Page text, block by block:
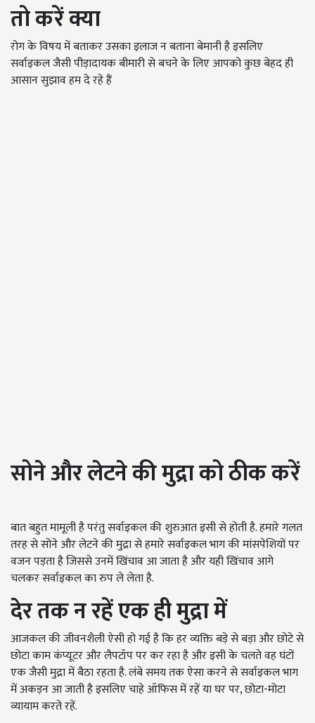
तो करें क्या
रोग के विषय में बताकर उसका इलाज न बताना बेमानी है इसलिए
सर्वाइकल जैसी पीड़ादायक बीमारी से बचने के लिए आपको कुछ बेहद ही
आसान सुझाव हम दे रहे हैं
सोने और लेटने की मुद्रा को ठीक करें
बात बहुत मामूली है परंतु सर्वाइकल की शुरुआत इसी से होती है. हमारे गलत
तरह से सोने और लेटने की मुद्रा से हमारे सर्वाइकल भाग की मांसपेशियों पर
वजन पड़ता है जिससे उनमें खिंचाव आ जाता है और यही खिंचाव आगे
चलकर सर्वाइकल का रुप ले लेता है.
देर तक न रहें एक ही मुद्रा में
आजकल की जीवनशैली ऐसी हो गई है कि हर व्यक्ति बड़े से बड़ा और छोटे से
छोटा काम कंप्यूटर और लैपटॉप पर कर रहा है और इसी के चलते वह घंटों
एक जैसी मुद्रा में बैठा रहता है. लंबे समय तक ऐसा करने से सर्वाइकल भाग
में अकड़न आ जाती है इसलिए चाहे ऑफिस में रहें या घर पर, छोटा-मोटा
व्यायाम करते रहें.